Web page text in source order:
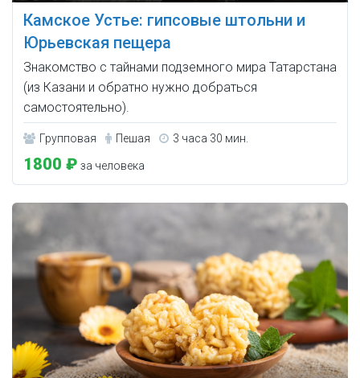
Камское Устье: гипсовые штольни и
Юрьевская пещера
Знакомство с тайнами подземного мира Татарстана
(из Казани и обратно нужно добраться
самостоятельно).
Групповая Пешая 3 часа 30 мин.
1800 ₽ за человека